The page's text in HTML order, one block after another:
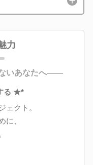
力
いあなたへ――
る ★*
ェクト。
に、